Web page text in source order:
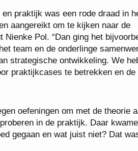
praktijk was een rode draad in
aangereikt om te kijken naar de
Pol. “Dan ging het
team en de onderlinge
strategische ontwikkeling. We
praktijkcases te betrekken en
oefeningen om met de theorie
in de praktijk. Daar
gegaan en wat juist niet? Dat